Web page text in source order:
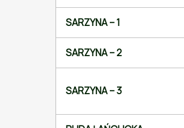
SARZYNA – 1
SARZYNA – 2
SARZYNA – 3